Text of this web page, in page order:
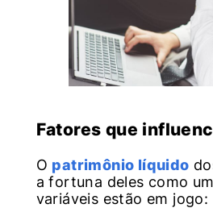
Fatores que
O patrimônio líquido
a fortuna deles como
variáveis estão em jogo: